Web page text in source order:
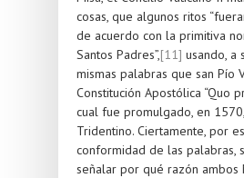
cosas, que algunos ritos
de acuerdo con la primitiva
Santos Padres”,[11] usando, a
mismas palabras que san Pío
Constitución Apostólica “Quo
cual fue promulgado, en
Tridentino. Ciertamente, por
conformidad de las palabras,
señalar por qué razón ambos